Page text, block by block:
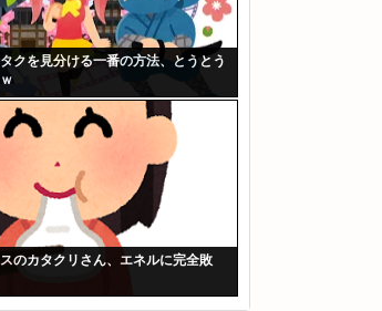
クを見分ける一番の方法、とうとう
スのカタクリさん、エネルに完全敗